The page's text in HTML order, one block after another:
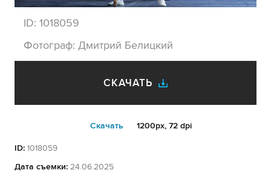
ID: 1018059
Фотограф: Дмитрий Белицкий
СКАЧАТЬ
Cкачать 1200px, 72 dpi
ID: 1018059
Дата съемки: 24.06.2025